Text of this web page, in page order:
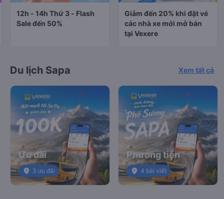
12h - 14h Thứ 3 - Flash
Sale đến 50%
Giảm đến 20% khi đặt vé
các nhà xe mới mở bán
tại Vexere
Du lịch Sapa Xem tất cả
Ưu đãi
place 3 ưu đãi
Phương tiện
place 4 bài viết